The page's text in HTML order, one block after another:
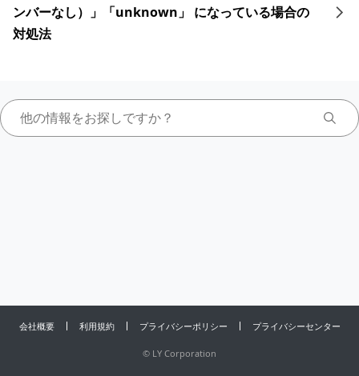
ンバーなし）」「unknown」 になっている場合の
対処法
会社概要 利用規約 プライバシーポリシー プライバシーセンター
© LY Corporation